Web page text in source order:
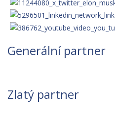
Generální partner
Zlatý partner